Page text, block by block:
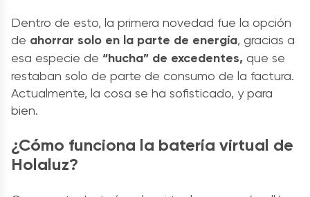
Dentro de esto, la primera novedad fue la opción
de ahorrar solo en la parte de energía, gracias a
esa especie de “hucha” de excedentes, que se
restaban solo de parte de consumo de la factura.
Actualmente, la cosa se ha sofisticado, y para
bien.
¿Cómo funciona la batería virtual de
Holaluz?